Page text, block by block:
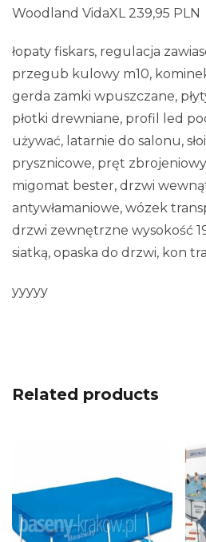
Woodland VidaXL 239,95 PLN
łopaty fiskars, regulacja
przegub kulowy m10,
gerda zamki wpuszczane,
płotki drewniane, profil led
używać, latarnie do salonu,
prysznicowe, pręt
migomat bester, drzwi
antywłamaniowe, wózek
drzwi zewnętrzne wysokość
siatką, opaska do drzwi, kon
yyyyy
Related products